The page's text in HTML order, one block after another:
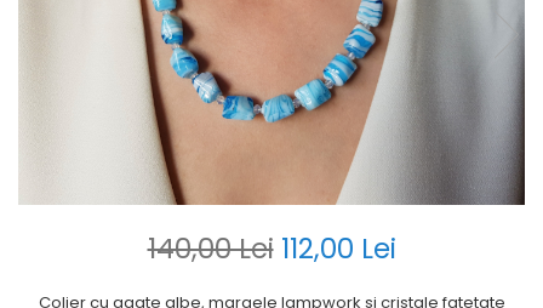
140,00 Lei 112,00 Lei
Colier cu agate albe, margele lampwork si cristale fatetate